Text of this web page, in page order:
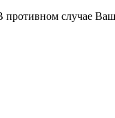
случае Ваш